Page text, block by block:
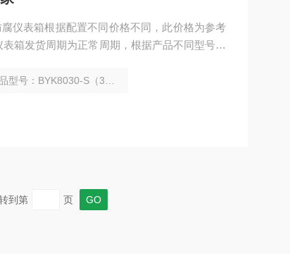
仪表箱根据配置不同价格不同，此价格为参考
箱发货周期为正常周期，根据产品不同型号不
各种元件或两种结构结合成一体.
型号：BYK8030-S（304不锈钢）
到第 页